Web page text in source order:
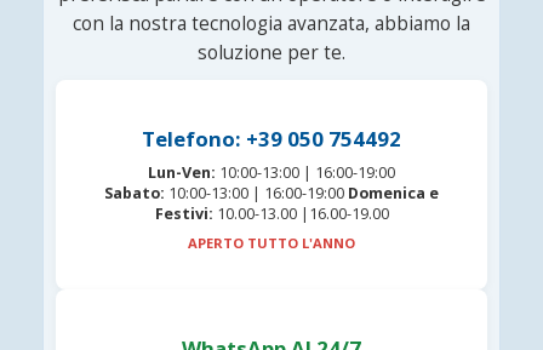
con la nostra tecnologia avanzata, abbiamo la
soluzione per te.
Telefono: +39 050 754492
Lun-Ven: 10:00-13:00 | 16:00-19:00
Sabato: 10:00-13:00 | 16:00-19:00 Domenica e
Festivi: 10.00-13.00 |16.00-19.00
APERTO TUTTO L'ANNO